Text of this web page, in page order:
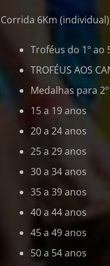
Corrida 6Km
Troféus do 1º ao
TROFÉUS AOS
Medalhas para
15 a 19 anos
20 a 24 anos
25 a 29 anos
30 a 34 anos
35 a 39 anos
40 a 44 anos
45 a 49 anos
50 a 54 anos